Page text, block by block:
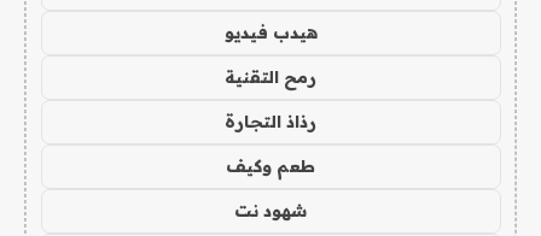
هيدب فيديو
رمح التقنية
رذاذ التجارة
طعم وكيف
شهود نت